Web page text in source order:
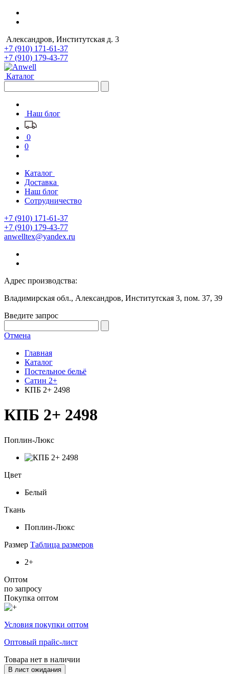
Александров, Институтская д. 3
+7 (910) 171-61-37
+7 (910) 179-43-77
Каталог
Наш блог
0
0
Каталог
Доставка
Наш блог
Сотрудничество
+7 (910) 171-61-37
+7 (910) 179-43-77
anwelltex@yandex.ru
Адрес производства:
Владимирская обл., Александров, Институтская 3, пом. 37, 39
Введите запрос
Отмена
Главная
Каталог
Постельное бельё
Сатин 2+
КПБ 2+ 2498
КПБ 2+ 2498
Поплин-Люкс
Цвет
Белый
Ткань
Поплин-Люкс
Размер Таблица размеров
2+
Оптом
по запросу
Покупка оптом
Условия покупки оптом
Оптовый прайс-лист
Товара нет в наличии
В лист ожидания